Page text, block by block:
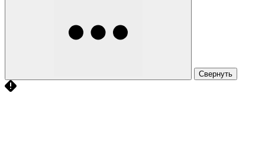
Свернуть